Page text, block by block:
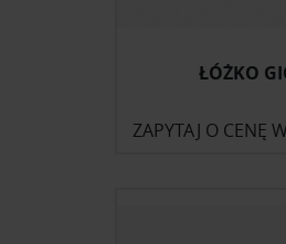
ŁÓŻKO
ZAPYTAJ O CENĘ